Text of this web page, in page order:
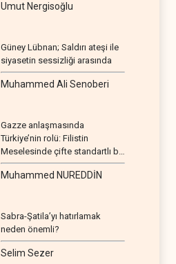
Umut Nergisoğlu
Güney Lübnan; Saldırı ateşi ile
siyasetin sessizliği arasında
Muhammed Ali Senoberi
Gazze anlaşmasında
Türkiye’nin rolü: Filistin
Meselesinde çifte standartlı bir
seyir
Muhammed NUREDDİN
Sabra-Şatila’yı hatırlamak
neden önemli?
Selim Sezer